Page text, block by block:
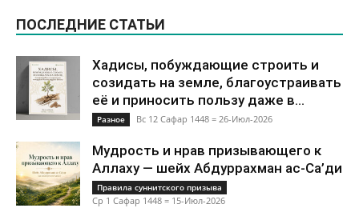
ПОСЛЕДНИЕ СТАТЬИ
Хадисы, побуждающие строить и
созидать на земле, благоустраивать
её и приносить пользу даже в...
Разное Вс 12 Сафар 1448 = 26-Июл-2026
Мудрость и нрав призывающего к
Аллаху — шейх Абдуррахман ас-Са’ди
Правила суннитского призыва
Ср 1 Сафар 1448 = 15-Июл-2026